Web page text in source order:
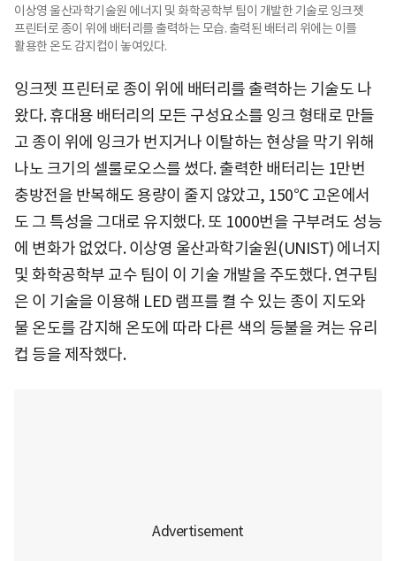
이상영 울산과학기술원 에너지 및 화학공학부 팀이 개발한 기술로 잉크젯
프린터로 종이 위에 배터리를 출력하는 모습. 출력된 배터리 위에는 이를
활용한 온도 감지컵이 놓여있다.
잉크젯 프린터로 종이 위에 배터리를 출력하는 기술도 나
왔다. 휴대용 배터리의 모든 구성요소를 잉크 형태로 만들
고 종이 위에 잉크가 번지거나 이탈하는 현상을 막기 위해
나노 크기의 셀룰로오스를 썼다. 출력한 배터리는 1만번
충방전을 반복해도 용량이 줄지 않았고, 150℃ 고온에서
도 그 특성을 그대로 유지했다. 또 1000번을 구부려도 성능
에 변화가 없었다. 이상영 울산과학기술원(UNIST) 에너지
및 화학공학부 교수 팀이 이 기술 개발을 주도했다. 연구팀
은 이 기술을 이용해 LED 램프를 켤 수 있는 종이 지도와
물 온도를 감지해 온도에 따라 다른 색의 등불을 켜는 유리
컵 등을 제작했다.